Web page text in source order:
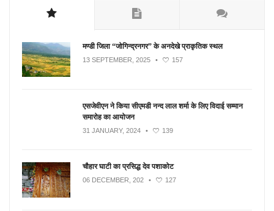
मण्डी जिला “जोगिन्द्रनगर” के अनदेखे प्राकृतिक स्थल
13 SEPTEMBER, 2025 • 157
एसजेवीएन ने किया सीएमडी नन्‍द लाल शर्मा के लिए विदाई सम्मान
समारोह का आयोजन
31 JANUARY, 2024 • 139
चौहार घाटी का प्रसिद्ध देव पशाकोट
06 DECEMBER, 202 • 127